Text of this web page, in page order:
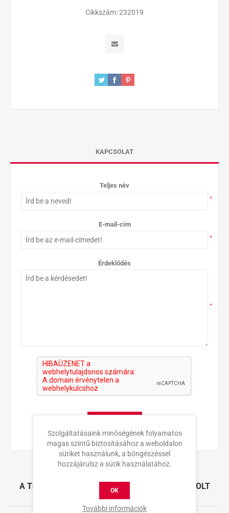
Cikkszám:232019
KAPCSOLAT
Teljes név
*
E-mail-cím
*
Érdeklődés
*
A TÖBBI VÁSÁRLÓ ÁLTAL SZINTÉN MEGVÁSÁROLT
TERMÉKEK
Szolgáltatásaink minőségének folyamatos
magas szintű biztosításához a weboldalon
sütiket használunk, a böngészéssel
hozzájárulsz a sütik használatához.
OK
További információk